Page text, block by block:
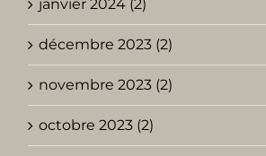
janvier 2024 (2)
décembre 2023 (2)
novembre 2023 (2)
octobre 2023 (2)